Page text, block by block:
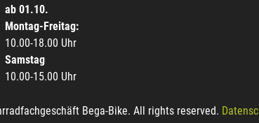
ab 01.10.
Montag-Freitag:
10.00-18.00 Uhr
Samstag
10.00-15.00 Uhr
Bega-Bike. All rights reserved.